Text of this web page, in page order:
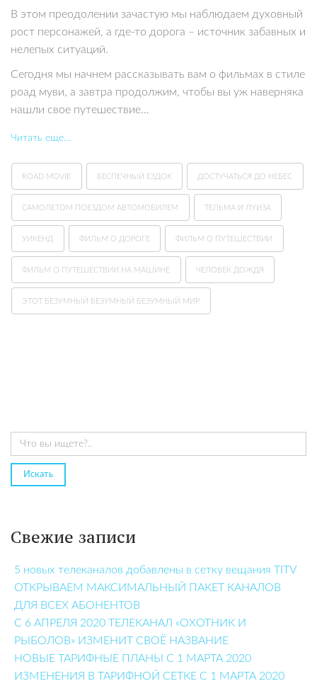
В этом преодолении зачастую мы наблюдаем духовный
рост персонажей, а где-то дорога – источник забавных и
нелепых ситуаций.
Сегодня мы начнем рассказывать вам о фильмах в стиле
роад муви, а завтра продолжим, чтобы вы уж наверняка
нашли свое путешествие…
Читать еще…
ROAD MOVIE БЕСПЕЧНЫЙ ЕЗДОК ДОСТУЧАТЬСЯ ДО НЕБЕС
САМОЛЕТОМ ПОЕЗДОМ АВТОМОБИЛЕМ ТЕЛЬМА И ЛУИЗА
УИКЕНД ФИЛЬМ О ДОРОГЕ ФИЛЬМ О ПУТЕШЕСТВИИ
ФИЛЬМ О ПУТЕШЕСТВИИ НА МАШИНЕ ЧЕЛОВЕК ДОЖДЯ
ЭТОТ БЕЗУМНЫЙ БЕЗУМНЫЙ БЕЗУМНЫЙ МИР
Свежие записи
5 новых телеканалов добавлены в сетку вещания TITV
ОТКРЫВАЕМ МАКСИМАЛЬНЫЙ ПАКЕТ КАНАЛОВ
ДЛЯ ВСЕХ АБОНЕНТОВ
С 6 АПРЕЛЯ 2020 ТЕЛЕКАНАЛ «ОХОТНИК И
РЫБОЛОВ» ИЗМЕНИТ СВОЁ НАЗВАНИЕ
НОВЫЕ ТАРИФНЫЕ ПЛАНЫ С 1 МАРТА 2020
ИЗМЕНЕНИЯ В ТАРИФНОЙ СЕТКЕ С 1 МАРТА 2020